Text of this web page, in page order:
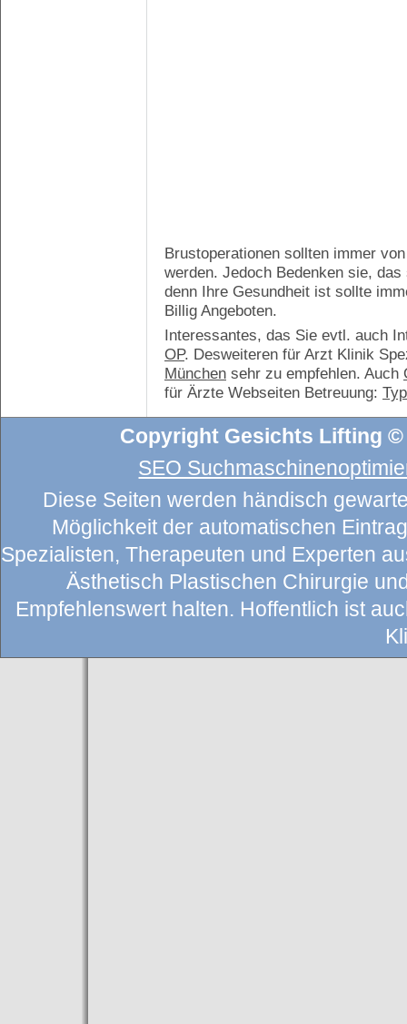
Brustoperationen sollten immer
werden. Jedoch Bedenken sie,
denn Ihre Gesundheit ist sollte
Billig Angeboten.
Interessantes, das Sie evtl. auch
OP. Desweiteren für Arzt Klinik
München sehr zu empfehlen. Auch
für Ärzte Webseiten Betreuung:
Copyright Gesichts Lifting ©
SEO
Diese Seiten werden händisch
Möglichkeit der automatischen
Spezialisten, Therapeuten und Experten
Ästhetisch Plastischen Chirurgie
Empfehlenswert halten. Hoffentlich ist